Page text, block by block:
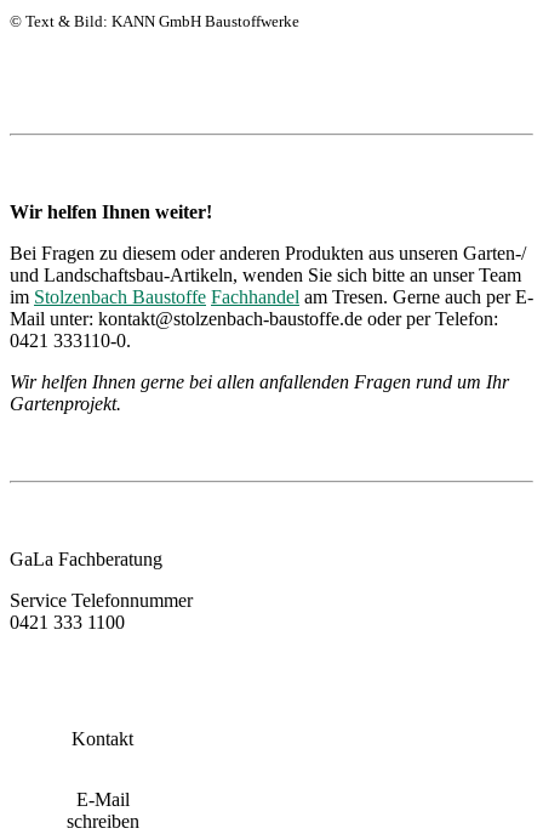
© Text & Bild: KANN GmbH Baustoffwerke
Wir helfen Ihnen weiter!
Bei Fragen zu diesem oder anderen Produkten aus unseren Garten-/
und Landschaftsbau-Artikeln, wenden Sie sich bitte an unser Team
im Stolzenbach Baustoffe Fachhandel am Tresen. Gerne auch per E-
Mail unter: kontakt@stolzenbach-baustoffe.de oder per Telefon:
0421 333110-0.
Wir helfen Ihnen gerne bei allen anfallenden Fragen rund um Ihr
Gartenprojekt.
GaLa Fachberatung
Service Telefonnummer
0421 333 1100
Kontakt
E-Mail
schreiben